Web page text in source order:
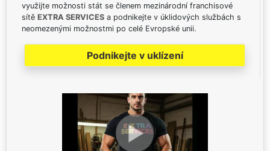
využijte možnosti stát se členem mezinárodní franchisové
sítě EXTRA SERVICES a podnikejte v úklidových službách s
neomezenými možnostmi po celé Evropské unii.
Podnikejte v uklízení